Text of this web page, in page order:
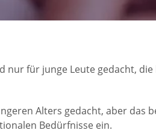
für junge Leute gedacht,
Alters gedacht, aber das
Bedürfnisse ein.